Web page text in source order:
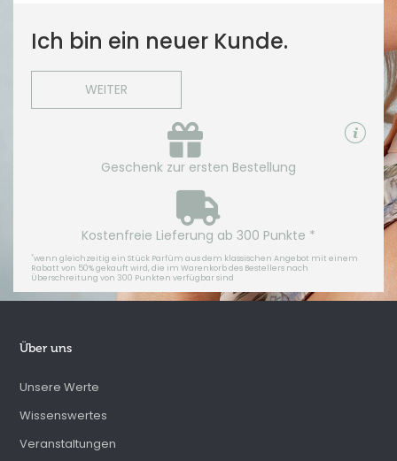
Ich bin ein neuer Kunde.
WEITER
Geschenk zur ersten Bestellung
Kostenfreie Lieferung ab 300 Punkte *
*wenn gleichzeitig ein Stück Parfüm aus dem klassischen Angebot mit einem
Rabatt von 50% gekauft wird, die im Warenkorb des Bestellers nach
Überschreitung von 300 Punkten verfügbar sind
Über uns
Unsere Werte
Wissenswertes
Veranstaltungen